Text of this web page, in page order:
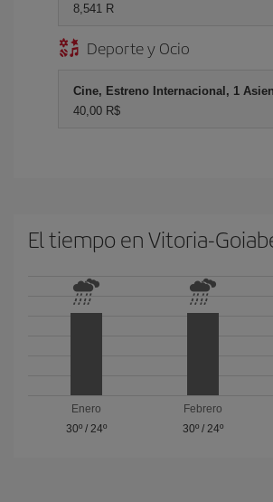
8,541 R
Deporte y Ocio
Cine, Estreno Internacional, 1
40,00 R$
El tiempo en Vitoria-
Enero
30º/ 24º
Febrero
30º/ 24º